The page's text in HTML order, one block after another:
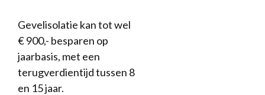
Gevelisolatie kan tot wel
€ 900,- besparen op
jaarbasis, met een
terugverdientijd tussen 8
en 15 jaar.